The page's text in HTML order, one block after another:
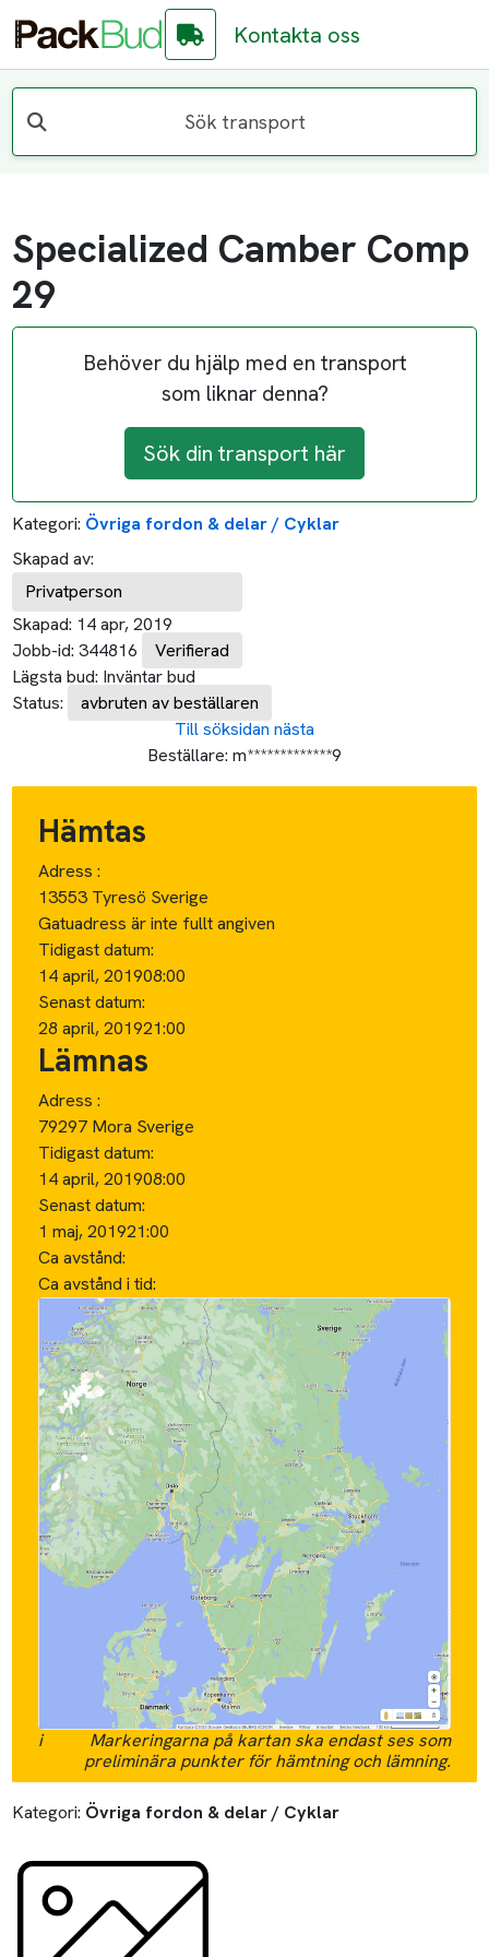
Kontakta oss
Sök transport
Specialized Camber Comp
29
Behöver du hjälp med en transport
som liknar denna?
Sök din transport här
Kategori: Övriga fordon & delar / Cyklar
Skapad av:
Privatperson
Skapad: 14 apr, 2019
Jobb-id: 344816
Verifierad
Lägsta bud: Inväntar bud
Status:
avbruten av beställaren
Till söksidan nästa
Beställare: m*************9
Hämtas
Adress :
13553 Tyresö Sverige
Gatuadress är inte fullt angiven
Tidigast datum:
14 april, 201908:00
Senast datum:
28 april, 201921:00
Lämnas
Adress :
79297 Mora Sverige
Tidigast datum:
14 april, 201908:00
Senast datum:
1 maj, 201921:00
Ca avstånd:
Ca avstånd i tid:
i
Markeringarna på kartan ska endast ses som
preliminära punkter för hämtning och lämning.
Kategori: Övriga fordon & delar / Cyklar